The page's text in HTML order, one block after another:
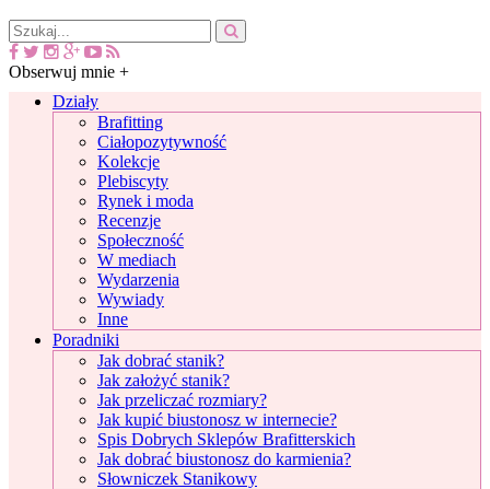
Obserwuj mnie +
Działy
Brafitting
Ciałopozytywność
Kolekcje
Plebiscyty
Rynek i moda
Recenzje
Społeczność
W mediach
Wydarzenia
Wywiady
Inne
Poradniki
Jak dobrać stanik?
Jak założyć stanik?
Jak przeliczać rozmiary?
Jak kupić biustonosz w internecie?
Spis Dobrych Sklepów Brafitterskich
Jak dobrać biustonosz do karmienia?
Słowniczek Stanikowy